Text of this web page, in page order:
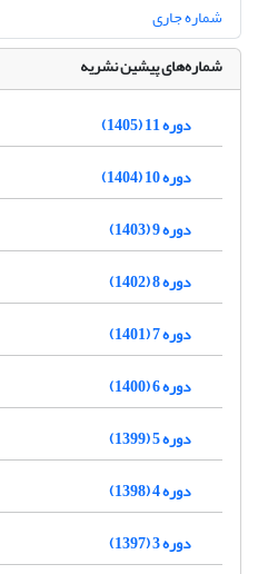
شماره جاری
شماره‌های پیشین نشریه
دوره 11 (1405)
دوره 10 (1404)
دوره 9 (1403)
دوره 8 (1402)
دوره 7 (1401)
دوره 6 (1400)
دوره 5 (1399)
دوره 4 (1398)
دوره 3 (1397)